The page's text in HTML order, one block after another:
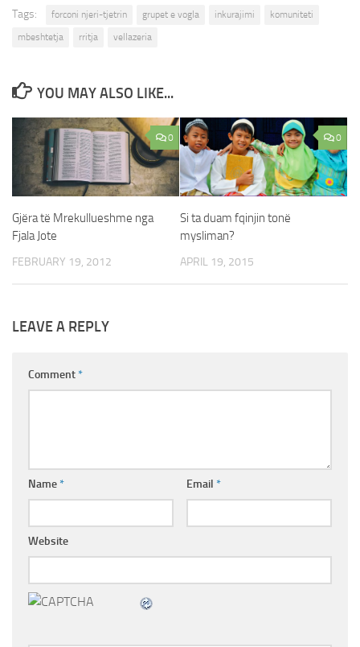
Tags: forconi njeri-tjetrin grupet e vogla inkurajimi
komuniteti
mbeshtetja
rritja vellazeria
YOU MAY ALSO LIKE...
0
Gjëra të Mrekullueshme nga
Fjala Jote
FEBRUARY 19, 2012
0
Si ta duam fqinjin tonë
mysliman?
APRIL 19, 2015
LEAVE A REPLY
Comment*
Name* Email *
Website